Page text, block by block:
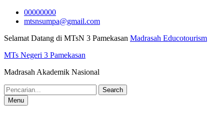
Skip
00000000
mtsnsumpa@gmail.com
Selamat Datang di MTsN 3 Pamekasan Madrasah Educotourism
MTs Negeri 3 Pamekasan
Madrasah Akademik Nasional
Search
for:Menu